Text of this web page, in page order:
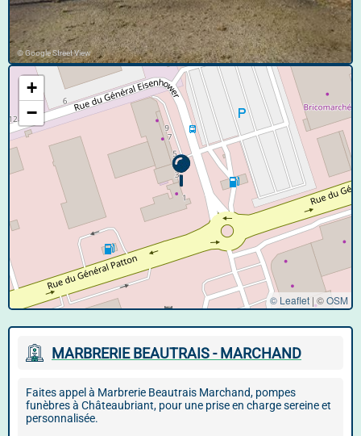
© Google Street View
+
−
© Leaflet | ©OSM
MARBRERIE BEAUTRAIS - MARCHAND
Faites appel à Marbrerie Beautrais Marchand, pompes
funèbres à Châteaubriant, pour une prise en charge sereine et
personnalisée.